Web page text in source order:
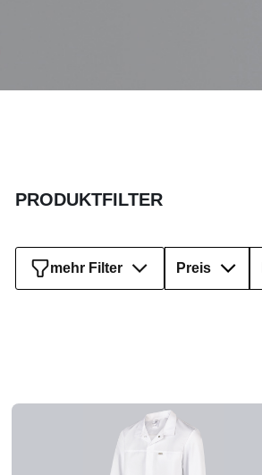
PRODUKTFILTER
Preis
mehr Filter